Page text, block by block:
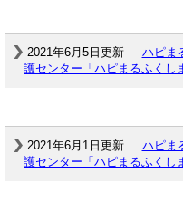
2021年6月5日更新 ハピま
護センター「ハピまるふくし
2021年6月1日更新 ハピま
護センター「ハピまるふくし